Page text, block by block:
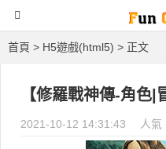
首頁 > H5遊戲(html5) > 正文
【修羅戰神傳-角色|
2021-10-12 14:31:43 人